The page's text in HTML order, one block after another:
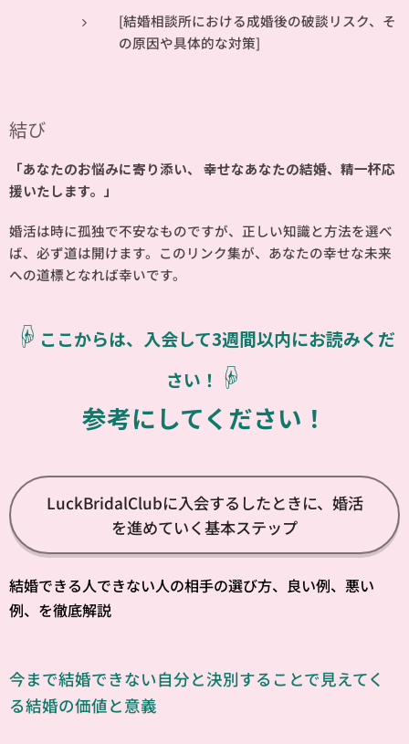
[結婚相談所における成婚後の破談リスク、そ
の原因や具体的な対策]
結び
「あなたのお悩みに寄り添い、 幸せなあなたの結婚、精一杯応
援いたします。」
婚活は時に孤独で不安なものですが、正しい知識と方法を選べ
ば、必ず道は開けます。このリンク集が、あなたの幸せな未来
への道標となれば幸いです。
☟ ここからは、入会して3週間以内にお読みくだ
さい！ ☟
参考にしてください！
LuckBridalClubに入会するしたときに、婚活
を進めていく基本ステップ
結婚できる人できない人の相手の選び方、良い例、悪い
例、を徹底解説
今まで結婚できない自分と決別することで見えてく
る結婚の価値と意義